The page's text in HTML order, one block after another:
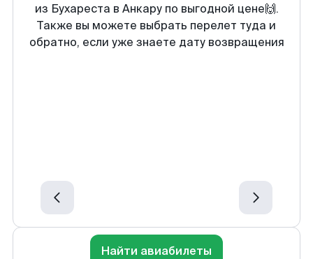
из Бухареста в Анкару по выгодной цене🙌.
Также вы можете выбрать перелет туда и
обратно, если уже знаете дату возвращения
Найти авиабилеты